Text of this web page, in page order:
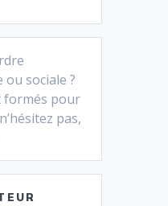
ou sociale ?
formés pour
pas,